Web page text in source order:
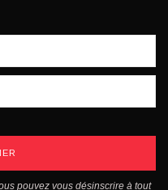
pouvez vous désinscrire à tout